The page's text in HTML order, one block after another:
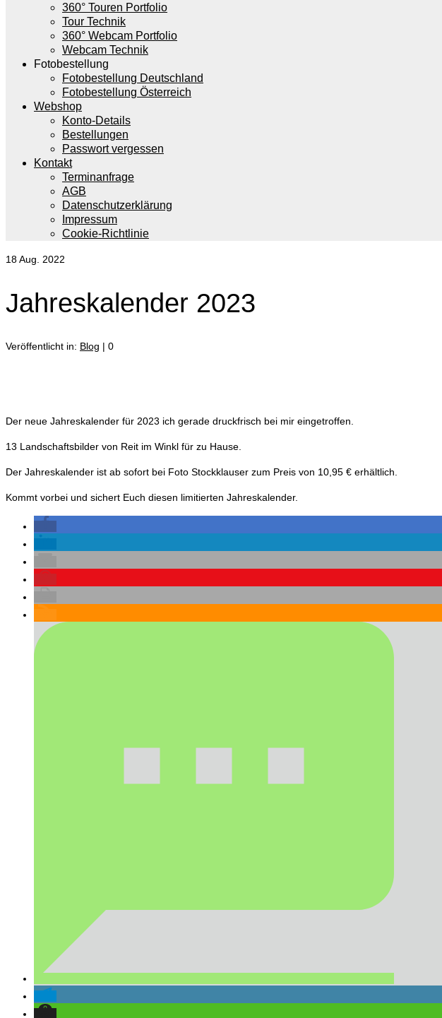
360° Touren Portfolio
Tour Technik
360° Webcam Portfolio
Webcam Technik
Fotobestellung
Fotobestellung Deutschland
Fotobestellung Österreich
Webshop
Konto-Details
Bestellungen
Passwort vergessen
Kontakt
Terminanfrage
AGB
Datenschutzerklärung
Impressum
Cookie-Richtlinie
18Aug. 2022
Jahreskalender 2023
Veröffentlicht in: Blog | 0
Der neue Jahreskalender für 2023 ich gerade druckfrisch bei mir eingetroffen.
13 Landschaftsbilder von Reit im Winkl für zu Hause.
Der Jahreskalender ist ab sofort bei Foto Stockklauser zum Preis von 10,95 € erhältlich.
Kommt vorbei und sichert Euch diesen limitierten Jahreskalender.